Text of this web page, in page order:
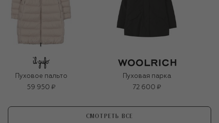
Пуховое пальто
59 950 ₽
Пуховая парка
72 600 ₽
СМОТРЕТЬ ВСЕ